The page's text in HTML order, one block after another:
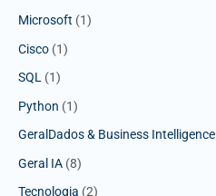
Microsoft (1)
Cisco (1)
SQL (1)
Python (1)
GeralDados & Business Intelligence
Geral IA (8)
Tecnologia (2)